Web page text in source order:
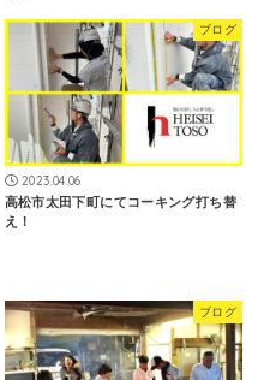
ブログ
2023.04.06
高松市太田下町にてコーキング打ち替
え！
ブログ